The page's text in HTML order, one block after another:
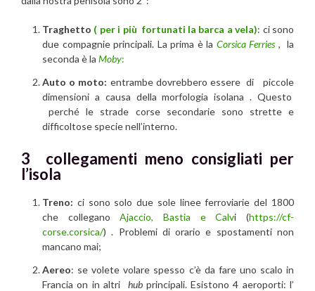
Traghetto ( per i più fortunati la barca a vela): ci sono
due compagnie principali. La prima è la Corsica Ferries , la
seconda è la Moby:
Auto o moto: entrambe dovrebbero essere di piccole
dimensioni a causa della morfologia isolana . Questo
perché le strade corse secondarie sono strette e
difficoltose specie nell’interno.
3 collegamenti meno consigliati per
l’isola
Treno: ci sono solo due sole linee ferroviarie del 1800
che colleganoAjaccio, Bastia e Calvi (https://cf-
corse.corsica/) . Problemi di orario e spostamenti non
mancano mai;
Aereo: se volete volare spesso c’è da fare uno scalo in
Francia on in altri hubprincipali. Esistono 4 aeroporti: l’